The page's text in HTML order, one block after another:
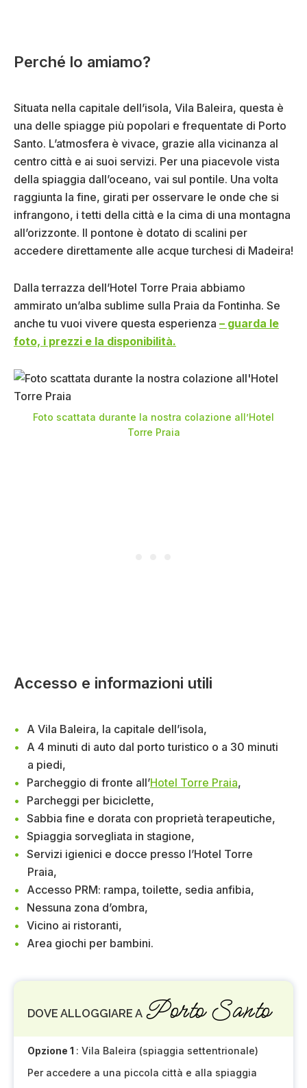
Perché lo amiamo?
Situata nella capitale dell’isola, Vila Baleira, questa è
una delle spiagge più popolari e frequentate di Porto
Santo. L’atmosfera è vivace, grazie alla vicinanza al
centro città e ai suoi servizi. Per una piacevole vista
della spiaggia dall’oceano, vai sul pontile. Una volta
raggiunta la fine, girati per osservare le onde che si
infrangono, i tetti della città e la cima di una montagna
all’orizzonte. Il pontone è dotato di scalini per
accedere direttamente alle acque turchesi di Madeira!
Dalla terrazza dell’Hotel Torre Praia abbiamo
ammirato un’alba sublime sulla Praia da Fontinha. Se
anche tu vuoi vivere questa esperienza – guarda le
foto, i prezzi e la disponibilità.
Foto scattata durante la nostra colazione all’Hotel
Torre Praia
Accesso e informazioni utili
A Vila Baleira, la capitale dell’isola,
A 4 minuti di auto dal porto turistico o a 30 minuti
a piedi,
Parcheggio di fronte all’Hotel Torre Praia,
Parcheggi per biciclette,
Sabbia fine e dorata con proprietà terapeutiche,
Spiaggia sorvegliata in stagione,
Servizi igienici e docce presso l’Hotel Torre
Praia,
Accesso PRM: rampa, toilette, sedia anfibia,
Nessuna zona d’ombra,
Vicino ai ristoranti,
Area giochi per bambini.
DOVE ALLOGGIARE A Porto Santo
Opzione 1 : Vila Baleira (spiaggia settentrionale)
Per accedere a una piccola città e alla spiaggia